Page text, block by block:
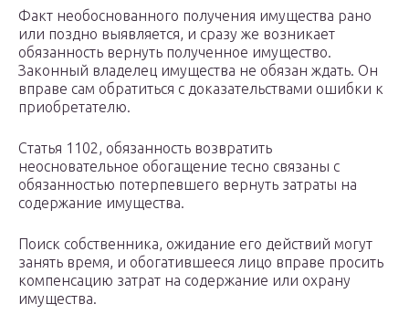
Факт необоснованного получения имущества рано
или поздно выявляется, и сразу же возникает
обязанность вернуть полученное имущество.
Законный владелец имущества не обязан ждать. Он
вправе сам обратиться с доказательствами ошибки к
приобретателю.
Статья 1102, обязанность возвратить
неосновательное обогащение тесно связаны с
обязанностью потерпевшего вернуть затраты на
содержание имущества.
Поиск собственника, ожидание его действий могут
занять время, и обогатившееся лицо вправе просить
компенсацию затрат на содержание или охрану
имущества.